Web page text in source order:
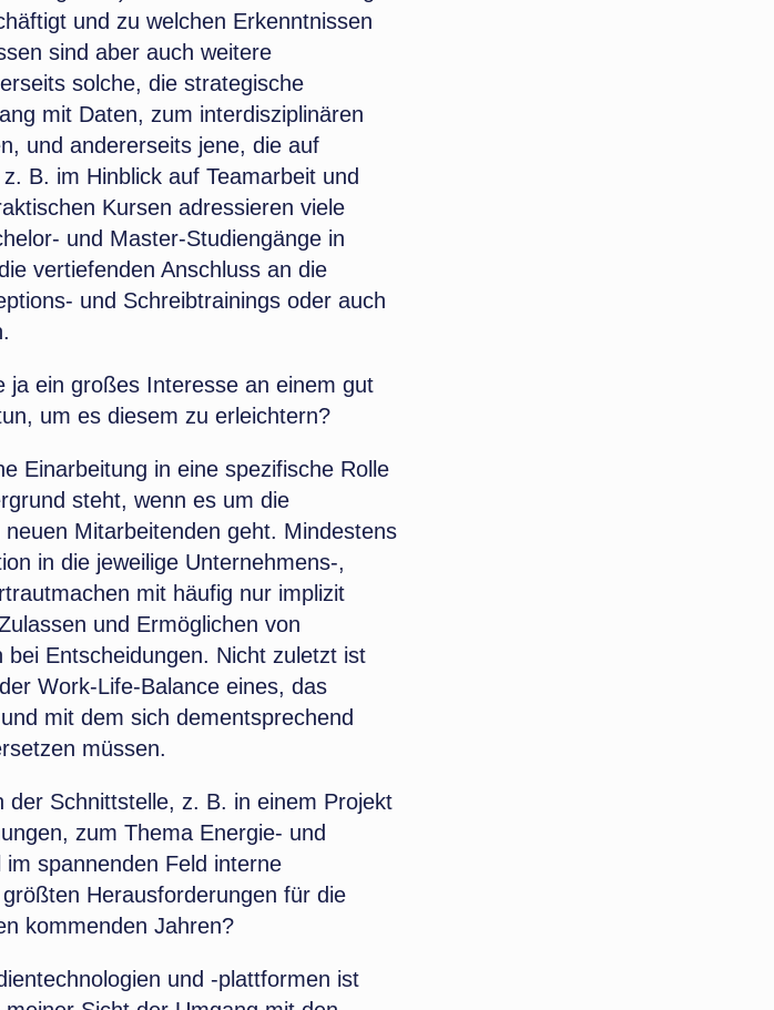
und zu welchen Erkenntnissen
sind aber auch weitere
solche, die strategische
mit Daten, zum interdisziplinären
und andererseits jene, die auf
B. im Hinblick auf Teamarbeit und
Kursen adressieren viele
und Master-Studiengänge in
vertiefenden Anschluss an die
und Schreibtrainings oder auch
ja ein großes Interesse an einem gut
um es diesem zu erleichtern?
Einarbeitung in eine spezifische Rolle
steht, wenn es um die
Mitarbeitenden geht. Mindestens
in die jeweilige Unternehmens-,
mit häufig nur implizit
und Ermöglichen von
Entscheidungen. Nicht zuletzt ist
Work-Life-Balance eines, das
mit dem sich dementsprechend
müssen.
Schnittstelle, z. B. in einem Projekt
zum Thema Energie- und
spannenden Feld interne
Herausforderungen für die
kommenden Jahren?
und -plattformen ist